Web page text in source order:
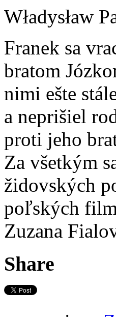
Władysław
Franek sa
bratom
nimi ešte
a neprišiel
proti jeho
Za všetkým
židovských
poľských
Zuzana
Share